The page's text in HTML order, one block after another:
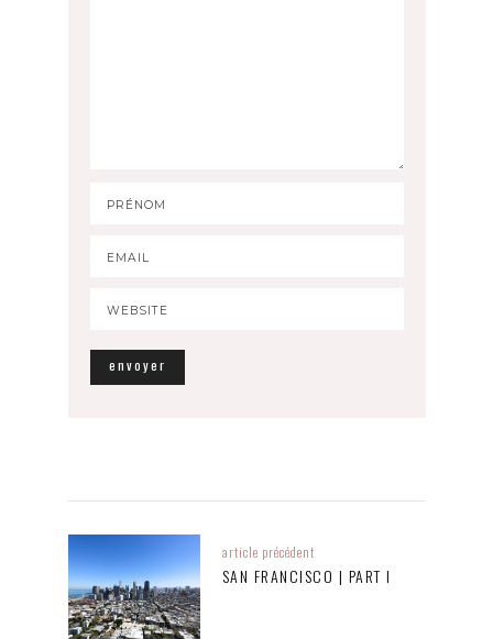
article précédent
SAN FRANCISCO | PART I